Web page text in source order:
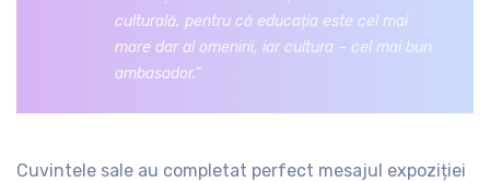
culturală, pentru că educația este cel mai
mare dar al omenirii, iar cultura – cel mai bun
ambasador.”
Cuvintele sale au completat perfect mesajul expoziției